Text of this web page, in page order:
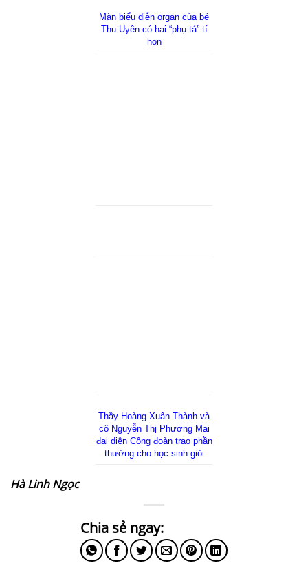
Màn biểu diễn organ của bé
Thu Uyên có hai “phụ tá” tí
hon
Thầy Hoàng Xuân Thành và
cô Nguyễn Thị Phương Mai
đại diện Công đoàn trao phần
thưởng cho học sinh giỏi
Hà Linh Ngọc